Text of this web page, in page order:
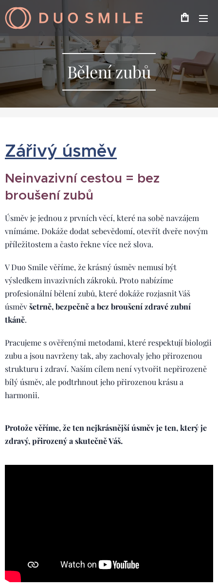
Bělení zubů
Zářivý úsměv
Neinvazivní cestou = bez
broušení zubů
Úsměv je jednou z prvních věcí, které na sobě navzájem
vnímáme. Dokáže dodat sebevědomí, otevřít dveře novým
příležitostem a často řekne více než slova.
V Duo Smile věříme, že krásný úsměv nemusí být
výsledkem invazivních zákroků. Proto nabízíme
profesionální bělení zubů, které dokáže rozjasnit Váš
úsměvšetrně, bezpečně a bez broušení zdravé zubní
tkáně.
Pracujeme s ověřenými metodami, které respektují biologii
zubu a jsou navrženy tak, aby zachovaly jeho přirozenou
strukturu i zdraví. Naším cílem není vytvořit nepřirozeně
bílý úsměv, ale podtrhnout jeho přirozenou krásu a
harmonii.
Protože věříme, že ten nejkrásnější úsměv je ten, který je
zdravý, přirozený a skutečně Váš.